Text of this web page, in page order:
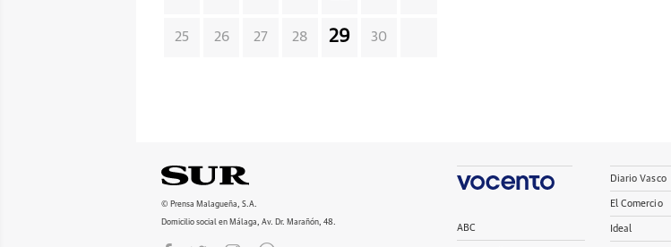
25 26 27 28 29 30
© Prensa Malagueña, S.A.
Domicilio social en Málaga, Av. Dr. Marañón, 48.
ABC
Diario Vasco
El Comercio
Ideal